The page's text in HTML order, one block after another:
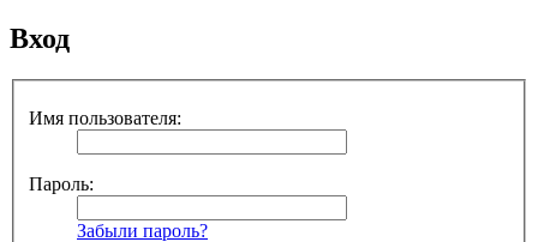
Вход
Имя пользователя:
Пароль:
Забыли пароль?